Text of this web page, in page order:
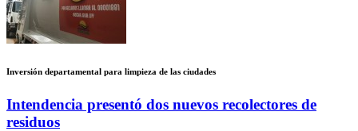
Inversión departamental para limpieza de las ciudades
Intendencia presentó dos nuevos recolectores de
residuos